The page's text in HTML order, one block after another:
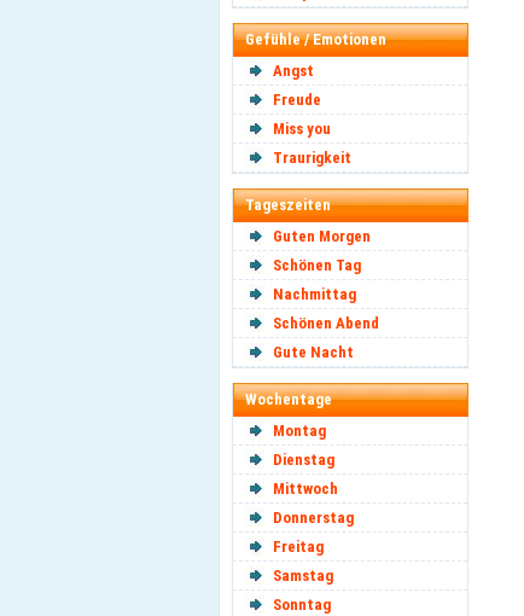
Gefühle / Emotionen
Angst
Freude
Miss you
Traurigkeit
Tageszeiten
Guten Morgen
Schönen Tag
Nachmittag
Schönen Abend
Gute Nacht
Wochentage
Montag
Dienstag
Mittwoch
Donnerstag
Freitag
Samstag
Sonntag